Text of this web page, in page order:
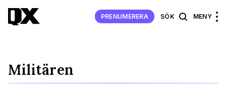
PRENUMERERA SÖK MENY
Militären